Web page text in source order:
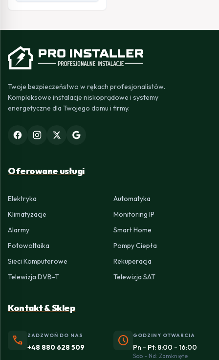
Twoje bezpieczeństwo w rękach profesjonalistów.
Kompleksowe instalacje niskoprądowe i systemy
energetyczne dla Twojego domu i firmy.
Oferowane usługi
Elektryka
Automatyka
Klimatyzacje
Monitoring IP
Alarmy
Smart Home
Fotowoltaika
Pompy Ciepła
Sieci Komputerowe
Rekuperacja
Telewizja DVB-T
Telewizja SAT
Kontakt & Sklep
phone ZADZWOŃ DO NAS
+48 880 628 509 schedule GODZINY OTWARCIA
Pn - Pt: 8:00 - 16:00
Sob - Nd: Zamknięte